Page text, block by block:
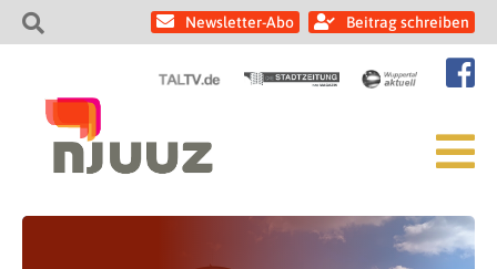
Newsletter-Abo Beitrag schreiben